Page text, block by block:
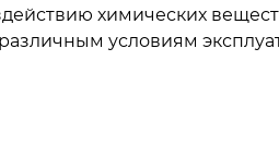
химических
условиям